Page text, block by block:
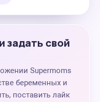
задать свой
Supermoms
беременных и
поставить лайк